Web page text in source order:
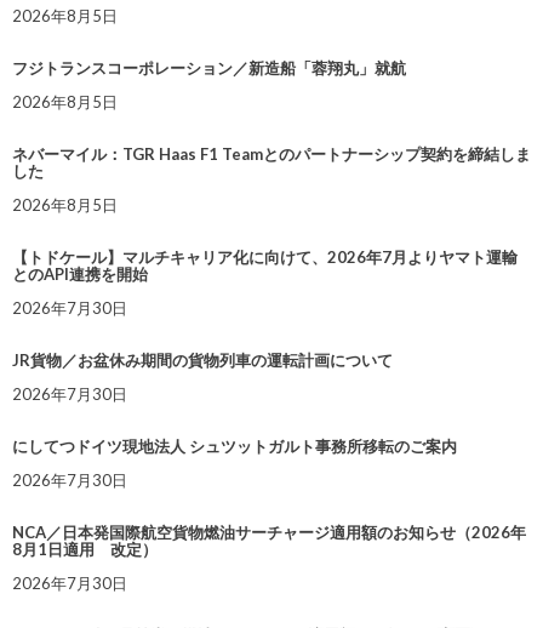
2026年8月5日
フジトランスコーポレーション／新造船「蓉翔丸」就航
2026年8月5日
ネバーマイル：TGR Haas F1 Teamとのパートナーシップ契約を締結しま
した
2026年8月5日
【トドケール】マルチキャリア化に向けて、2026年7月よりヤマト運輸
とのAPI連携を開始
2026年7月30日
JR貨物／お盆休み期間の貨物列車の運転計画について
2026年7月30日
にしてつドイツ現地法人 シュツットガルト事務所移転のご案内
2026年7月30日
NCA／日本発国際航空貨物燃油サーチャージ適用額のお知らせ（2026年
8月1日適用 改定）
2026年7月30日